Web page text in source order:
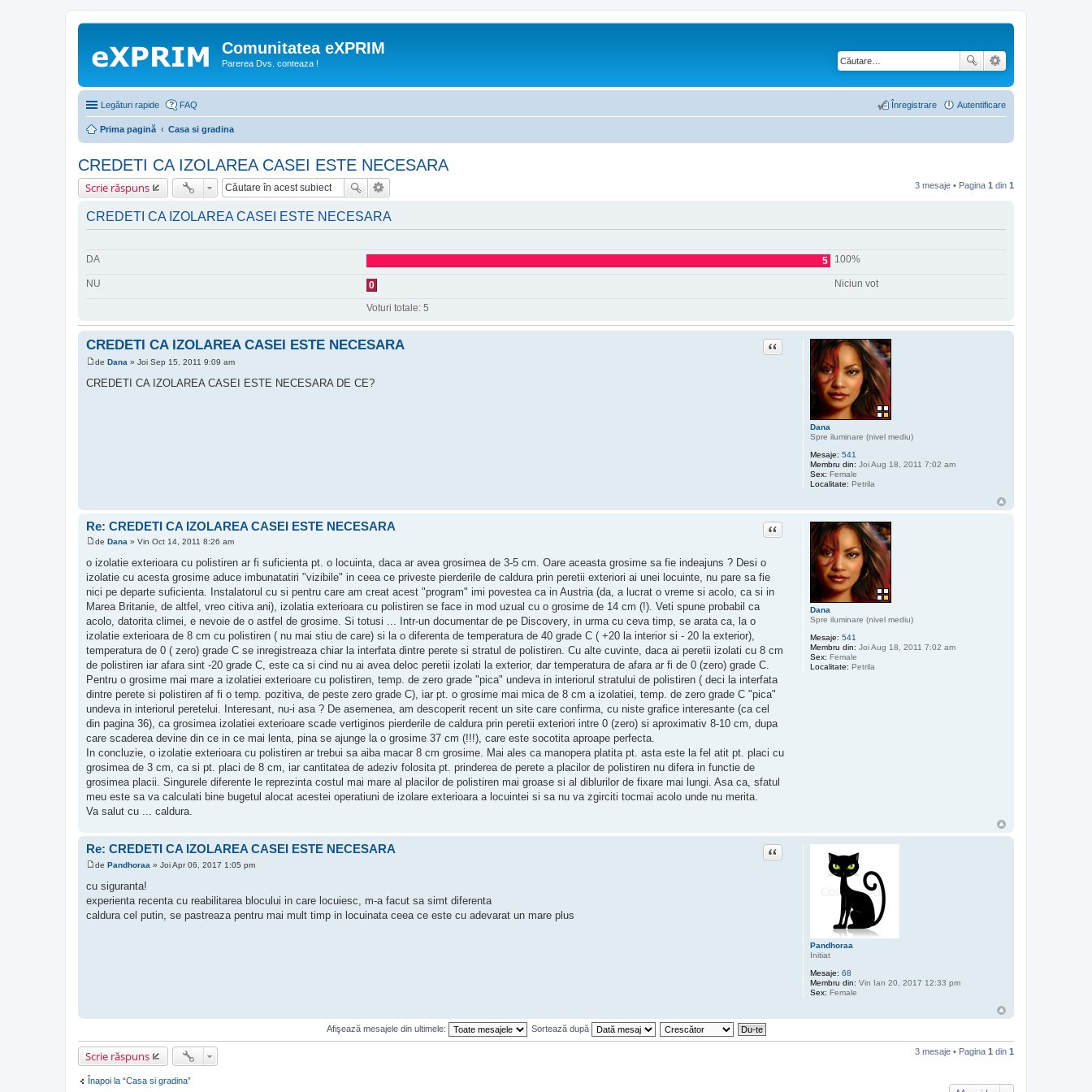
Comunitatea eXPRIM
Parerea Dvs. conteaza !
Legături rapide FAQ Autentificare
Înregistrare
Prima pagină Casa si gradina
CREDETI CA IZOLAREA CASEI ESTE NECESARA
Scrie răspuns 3 mesaje • Pagina 1 din 1
CREDETI CA IZOLAREA CASEI ESTE NECESARA
DA 5 100%
NU 0 Niciun vot
Voturi totale: 5
Dana
Spre iluminare (nivel mediu)
Mesaje: 541
Membru din: Joi Aug 18, 2011 7:02 am
Sex: Female
Localitate: Petrila
CREDETI CA IZOLAREA CASEI ESTE NECESARA Citat
e
s
de Dana » Joi Sep 15, 2011 9:09 am
CREDETI CA IZOLAREA CASEI ESTE NECESARA DE CE?
Dana
Spre iluminare (nivel mediu)
Mesaje: 541
Membru din: Joi Aug 18, 2011 7:02 am
Sex: Female
Localitate: Petrila
Re: CREDETI CA IZOLAREA CASEI ESTE NECESARA Citat
e
s
a
de Dana » Vin Oct 14, 2011 8:26 am
o izolatie exterioara cu polistiren ar fi suficienta pt. o locuinta, daca ar avea grosimea de 3-5 cm. Oare aceasta grosime sa fie indeajuns ? Desi o
izolatie cu acesta grosime aduce imbunatatiri "vizibile" in ceea ce priveste pierderile de caldura prin peretii exteriori ai unei locuinte, nu pare sa fie
nici pe departe suficienta. Instalatorul cu si pentru care am creat acest "program" imi povestea ca in Austria (da, a lucrat o vreme si acolo, ca si in
Marea Britanie, de altfel, vreo citiva ani), izolatia exterioara cu polistiren se face in mod uzual cu o grosime de 14 cm (!). Veti spune probabil ca
acolo, datorita climei, e nevoie de o astfel de grosime. Si totusi ... Intr-un documentar de pe Discovery, in urma cu ceva timp, se arata ca, la o
izolatie exterioara de 8 cm cu polistiren ( nu mai stiu de care) si la o diferenta de temperatura de 40 grade C ( +20 la interior si - 20 la exterior),
temperatura de 0 ( zero) grade C se inregistreaza chiar la interfata dintre perete si stratul de polistiren. Cu alte cuvinte, daca ai peretii izolati cu 8 cm
de polistiren iar afara sint -20 grade C, este ca si cind nu ai avea deloc peretii izolati la exterior, dar temperatura de afara ar fi de 0 (zero) grade C.
Pentru o grosime mai mare a izolatiei exterioare cu polistiren, temp. de zero grade "pica" undeva in interiorul stratului de polistiren ( deci la interfata
dintre perete si polistiren af fi o temp. pozitiva, de peste zero grade C), iar pt. o grosime mai mica de 8 cm a izolatiei, temp. de zero grade C "pica"
undeva in interiorul peretelui. Interesant, nu-i asa ? De asemenea, am descoperit recent un site care confirma, cu niste grafice interesante (ca cel
din pagina 36), ca grosimea izolatiei exterioare scade vertiginos pierderile de caldura prin peretii exteriori intre 0 (zero) si aproximativ 8-10 cm, dupa
care scaderea devine din ce in ce mai lenta, pina se ajunge la o grosime 37 cm (!!!), care este socotita aproape perfecta.
In concluzie, o izolatie exterioara cu polistiren ar trebui sa aiba macar 8 cm grosime. Mai ales ca manopera platita pt. asta este la fel atit pt. placi cu
grosimea de 3 cm, ca si pt. placi de 8 cm, iar cantitatea de adeziv folosita pt. prinderea de perete a placilor de polistiren nu difera in functie de
grosimea placii. Singurele diferente le reprezinta costul mai mare al placilor de polistiren mai groase si al diblurilor de fixare mai lungi. Asa ca, sfatul
meu este sa va calculati bine bugetul alocat acestei operatiuni de izolare exterioara a locuintei si sa nu va zgirciti tocmai acolo unde nu merita.
Va salut cu ... caldura.
Pandhoraa
Initiat
Mesaje: 68
Membru din: Vin Ian 20, 2017 12:33 pm
Sex: Female
Re: CREDETI CA IZOLAREA CASEI ESTE NECESARA Citat
s
a
de Pandhoraa » Joi Apr 06, 2017 1:05 pm
cu siguranta!
experienta recenta cu reabilitarea blocului in care locuiesc, m-a facut sa simt diferenta
caldura cel putin, se pastreaza pentru mai mult timp in locuinata ceea ce este cu adevarat un mare plus
Afişează mesajele din ultimele: Sortează după
Scrie răspuns 3 mesaje • Pagina 1 din 1
Înapoi la “Casa si gradina”